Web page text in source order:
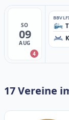
SO
09
AUG
4
BBVL
17 Vereine